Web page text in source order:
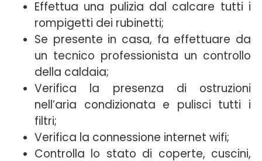
Effettua una pulizia dal calcare tutti i
rompigetti dei rubinetti;
Se presente in casa, fa effettuare da
un tecnico professionista un controllo
della caldaia;
Verifica la presenza di ostruzioni
nell’aria condizionata e pulisci tutti i
filtri;
Verifica la connessione internet wifi;
Controlla lo stato di coperte, cuscini,